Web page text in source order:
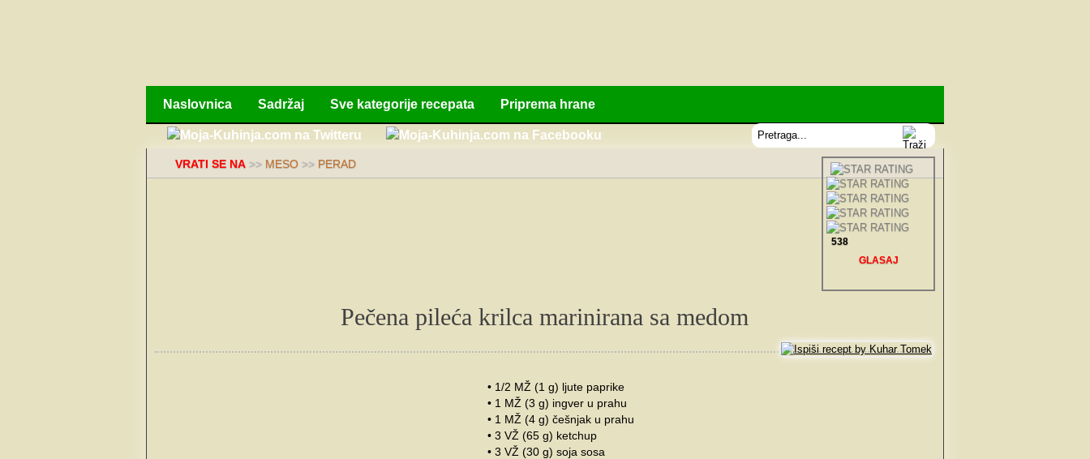
Naslovnica Sadržaj Sve kategorije recepata Priprema hrane
VRATI SE NA >> MESO >> PERAD
538
GLASAJ
Pečena pileća krilca marinirana sa medom
• 1/2 MŽ (1 g) ljute paprike
• 1 MŽ (3 g) ingver u prahu
• 1 MŽ (4 g) češnjak u prahu
• 3 VŽ (65 g) ketchup
• 3 VŽ (30 g) soja sosa